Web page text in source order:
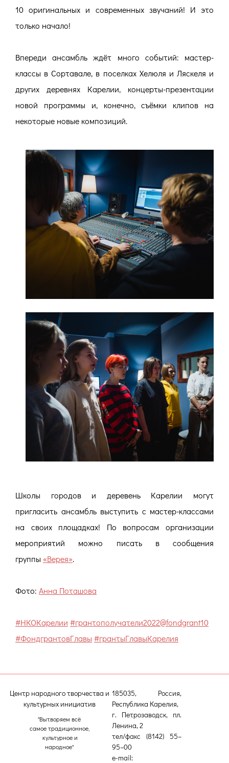
10 оригинальных и современных звучаний! И это
только начало!
Впереди ансамбль ждёт много событий: мастер-
классы в Сортавале, в поселках Хелюля и Ляскеля и
других деревнях Карелии, концерты-презентации
новой программы и, конечно, съёмки клипов на
некоторые новые композиций.
Школы городов и деревень Карелии могут
пригласить ансамбль выступить с мастер-классами
на своих площадках! По вопросам организации
мероприятий можно писать в сообщения
группы «Верея».
Фото: Анна Поташова
#НКОКарелии #грантополучатели2022@fondgrant10
#ФондгрантовГлавы #грантыГлавыКарелия
Центр народного творчества и
культурных инициатив
"Вытворяем всё
самое традиционное,
культурное и
народное"
185035, Россия,
Республика Карелия,
г. Петрозаводск, пл.
Ленина, 2
тел/факс (8142) 55–
95–00
e-mail: